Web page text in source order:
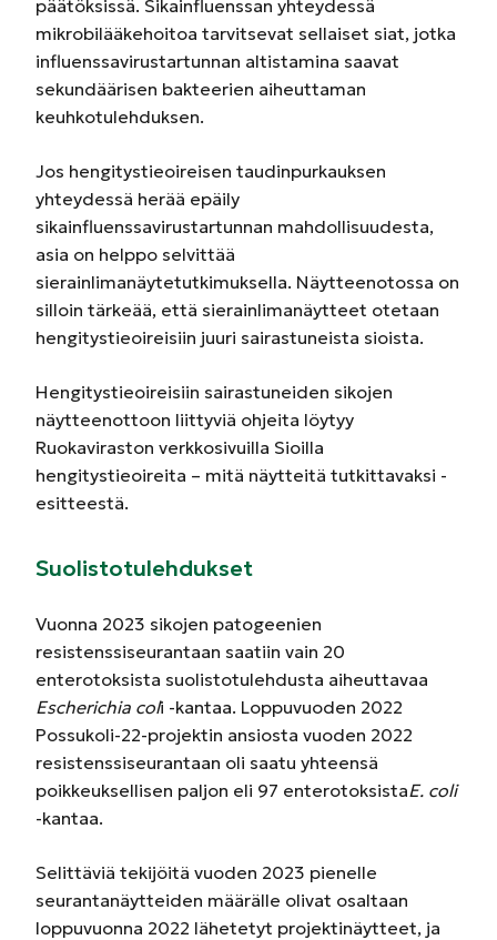
päätöksissä. Sikainfluenssan yhteydessä
mikrobilääkehoitoa tarvitsevat sellaiset siat, jotka
influenssavirustartunnan altistamina saavat
sekundäärisen bakteerien aiheuttaman
keuhkotulehduksen.
Jos hengitystieoireisen taudinpurkauksen
yhteydessä herää epäily
sikainfluenssavirustartunnan mahdollisuudesta,
asia on helppo selvittää
sierainlimanäytetutkimuksella. Näytteenotossa on
silloin tärkeää, että sierainlimanäytteet otetaan
hengitystieoireisiin juuri sairastuneista sioista.
Hengitystieoireisiin sairastuneiden sikojen
näytteenottoon liittyviä ohjeita löytyy
Ruokaviraston verkkosivuilla Sioilla
hengitystieoireita – mitä näytteitä tutkittavaksi -
esitteestä.
Suolistotulehdukset
Vuonna 2023 sikojen patogeenien
resistenssiseurantaan saatiin vain 20
enterotoksista suolistotulehdusta aiheuttavaa
Escherichia coli -kantaa. Loppuvuoden 2022
Possukoli-22-projektin ansiosta vuoden 2022
resistenssiseurantaan oli saatu yhteensä
poikkeuksellisen paljon eli 97 enterotoksistaE. coli
-kantaa.
Selittäviä tekijöitä vuoden 2023 pienelle
seurantanäytteiden määrälle olivat osaltaan
loppuvuonna 2022 lähetetyt projektinäytteet, ja